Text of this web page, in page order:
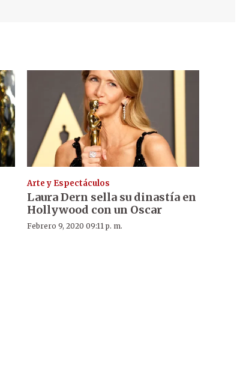
Arte y Espectáculos
Laura Dern sella su dinastía en
Hollywood con un Oscar
Febrero 9, 2020 09:11 p. m.